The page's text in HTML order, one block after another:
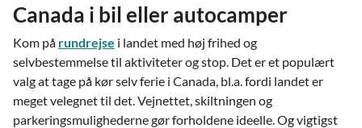
Canada i bil eller autocamper
Kom på rundrejse i landet med høj frihed og
selvbestemmelse til aktiviteter og stop. Det er et populært
valg at tage på kør selv ferie i Canada, bl.a. fordi landet er
meget velegnet til det. Vejnettet, skiltningen og
parkeringsmulighederne gør forholdene ideelle. Og vigtigst